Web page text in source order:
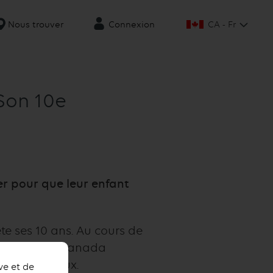
Nous trouver Connexion CA - Fr
10e
pour que leur enfant
ses 10 ans. Au cours de
du Canada
médicaux.
et de